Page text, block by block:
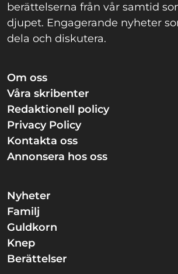
berättelserna från vår samtid
djupet. Engagerande nyheter
dela och diskutera.
Om oss
Våra skribenter
Redaktionell policy
Privacy Policy
Kontakta oss
Annonsera hos oss
Nyheter
Familj
Guldkorn
Knep
Berättelser